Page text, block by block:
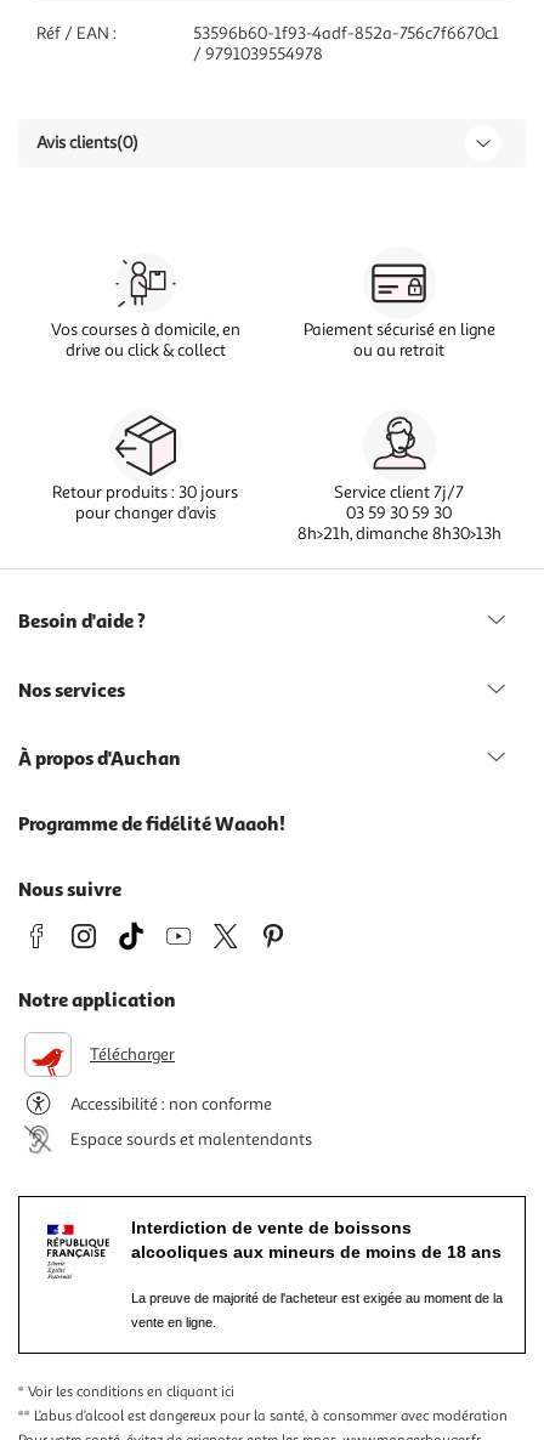
Réf / EAN :
53596b60-1f93-4adf-852a-756c7f6670c1
/ 9791039554978
Avis clients(0)
Vos courses à domicile, en
drive ou click & collect
Paiement sécurisé en ligne
ou au retrait
Retour produits : 30 jours
pour changer d’avis
Service client 7j/7
03 59 30 59 30
8h>21h, dimanche 8h30>13h
Besoin d'aide ?
Nos services
À propos d'Auchan
Programme de fidélité Waaoh!
Nous suivre
Notre application
Télécharger
Accessibilité : non conforme
Espace sourds et malentendants
Interdiction de vente de boissons
alcooliques aux mineurs de moins de 18 ans
La preuve de majorité de l'acheteur est exigée au moment de la
vente en ligne.
* Voir les conditions en cliquant ici
** L’abus d’alcool est dangereux pour la santé, à consommer avec modération